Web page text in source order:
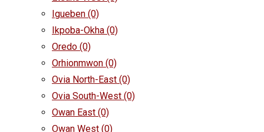
Igueben (0)
Ikpoba-Okha (0)
Oredo (0)
Orhionmwon (0)
Ovia North-East (0)
Ovia South-West (0)
Owan East (0)
Owan West (0)